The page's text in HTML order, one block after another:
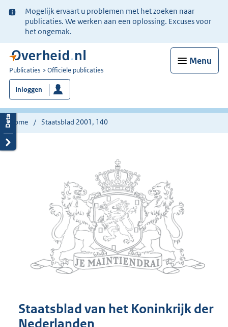
Ter
informatie:
Mogelijk ervaart u problemen met het zoeken naar
publicaties. We werken aan een oplossing. Excuses voor
het ongemak.
Menu
U
bent
nu
hier:
Publicaties Officiële publicaties
Inloggen
Home Staatsblad 2001, 140
Staatsblad van het Koninkrijk der
Nederlanden